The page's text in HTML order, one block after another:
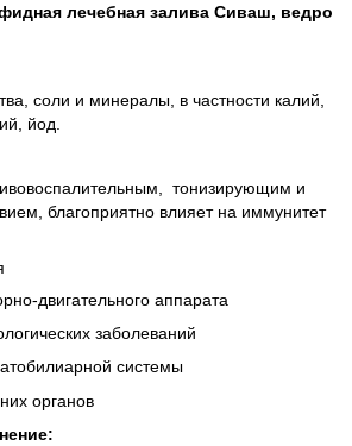
лечебная залива Сиваш, ведро
соли и минералы, в частности калий,
йод.
тонизирующим и
благоприятно влияет на иммунитет
двигательного аппарата
заболеваний
системы
органов